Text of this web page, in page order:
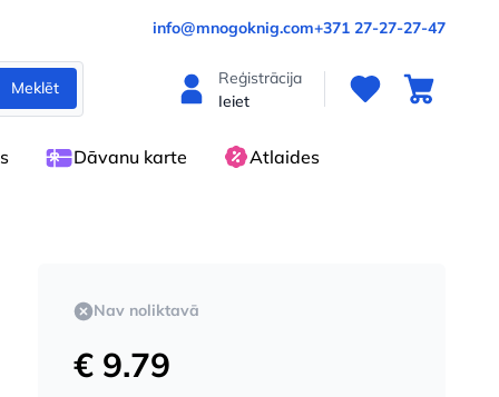
info@mnogoknig.com+371 27-27-27-47
Meklēt
Reģistrācija
Ieiet
Dāvanu karte Atlaides
Nav noliktavā
€ 9.79